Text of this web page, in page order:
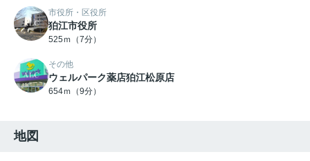
市役所・区役所
狛江市役所
525ｍ（7分）
その他
ウェルパーク薬店狛江松原店
654ｍ（9分）
地図